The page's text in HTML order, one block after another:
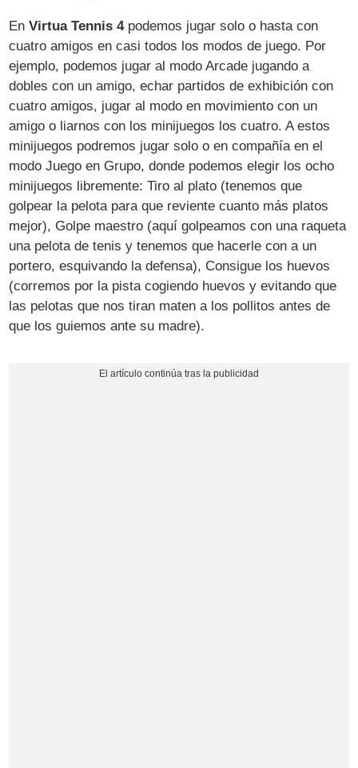
EnVirtua Tennis 4podemos jugar solo o hasta con
cuatro amigos en casi todos los modos de juego. Por
ejemplo, podemos jugar al modo Arcade jugando a
dobles con un amigo, echar partidos de exhibición con
cuatro amigos, jugar al modo en movimiento con un
amigo o liarnos con los minijuegos los cuatro. A estos
minijuegos podremos jugar solo o en compañía en el
modo Juego en Grupo, donde podemos elegir los ocho
minijuegos libremente: Tiro al plato (tenemos que
golpear la pelota para que reviente cuanto más platos
mejor), Golpe maestro (aquí golpeamos con una raqueta
una pelota de tenis y tenemos que hacerle con a un
portero, esquivando la defensa), Consigue los huevos
(corremos por la pista cogiendo huevos y evitando que
las pelotas que nos tiran maten a los pollitos antes de
que los guiemos ante su madre).